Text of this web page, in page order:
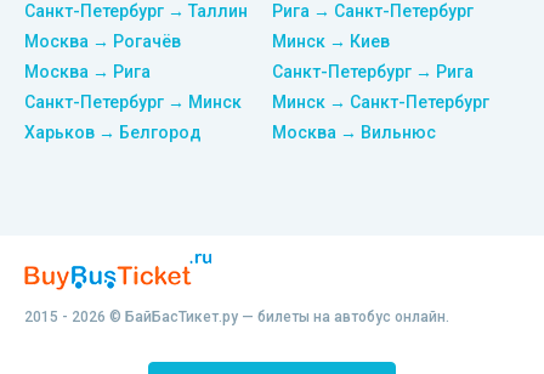
Санкт-Петербург → Таллин
Москва → Рогачёв
Москва → Рига
Санкт-Петербург → Минск
Харьков → Белгород
Рига → Санкт-Петербург
Минск → Киев
Санкт-Петербург → Рига
Минск → Санкт-Петербург
Москва → Вильнюс
2015 - 2026 © БайБасТикет.ру — билеты на автобус онлайн.